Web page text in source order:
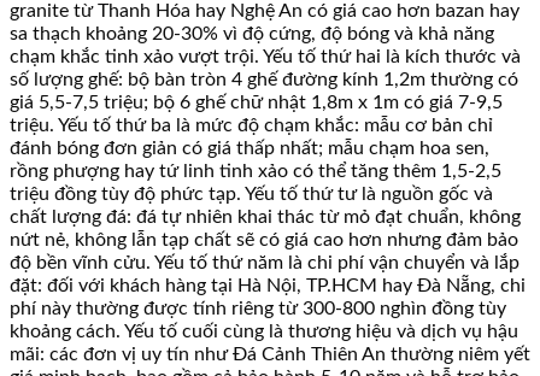
granite từ Thanh Hóa hay Nghệ An có giá cao hơn bazan hay
sa thạch khoảng 20-30% vì độ cứng, độ bóng và khả năng
chạm khắc tinh xảo vượt trội. Yếu tố thứ hai là kích thước và
số lượng ghế: bộ bàn tròn 4 ghế đường kính 1,2m thường có
giá 5,5-7,5 triệu; bộ 6 ghế chữ nhật 1,8m x 1m có giá 7-9,5
triệu. Yếu tố thứ ba là mức độ chạm khắc: mẫu cơ bản chỉ
đánh bóng đơn giản có giá thấp nhất; mẫu chạm hoa sen,
rồng phượng hay tứ linh tinh xảo có thể tăng thêm 1,5-2,5
triệu đồng tùy độ phức tạp. Yếu tố thứ tư là nguồn gốc và
chất lượng đá: đá tự nhiên khai thác từ mỏ đạt chuẩn, không
nứt nẻ, không lẫn tạp chất sẽ có giá cao hơn nhưng đảm bảo
độ bền vĩnh cửu. Yếu tố thứ năm là chi phí vận chuyển và lắp
đặt: đối với khách hàng tại Hà Nội, TP.HCM hay Đà Nẵng, chi
phí này thường được tính riêng từ 300-800 nghìn đồng tùy
khoảng cách. Yếu tố cuối cùng là thương hiệu và dịch vụ hậu
mãi: các đơn vị uy tín như Đá Cảnh Thiên An thường niêm yết